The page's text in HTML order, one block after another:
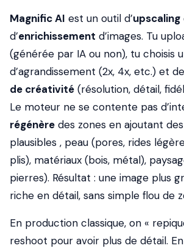
Magnific AI est un outil d’upscaling
d’enrichissement d’images. Tu
(générée par IA ou non), tu choisis
d’agrandissement (2x, 4x, etc.) et
de créativité (résolution, détail,
Le moteur ne se contente pas
régénère des zones en ajoutant
plausibles , peau (pores, rides
plis), matériaux (bois, métal),
pierres). Résultat : une image plus
riche en détail, sans simple flou de
En production classique, on «
reshoot pour avoir plus de détail.